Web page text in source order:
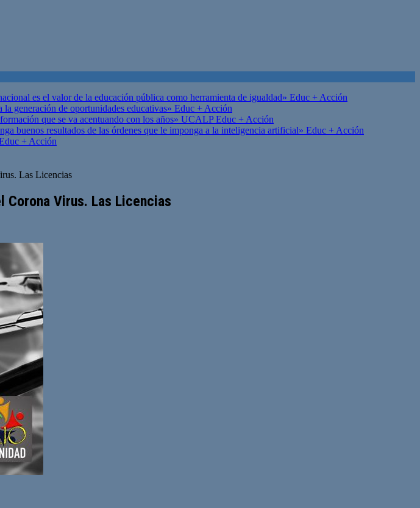
es el valor de la educación pública como herramienta de igualdad» Educ + Acción
generación de oportunidades educativas» Educ + Acción
que se va acentuando con los años» UCALPEduc + Acción
buenos resultados de las órdenes que le imponga a la inteligencia artificial» Educ + Acción
+ Acción
Las Licencias
Corona Virus. Las Licencias